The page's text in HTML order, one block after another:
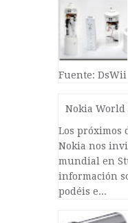
Fuente: DsWii
Nokia World
Los próximos
Nokia nos
mundial en
información
podéis e...